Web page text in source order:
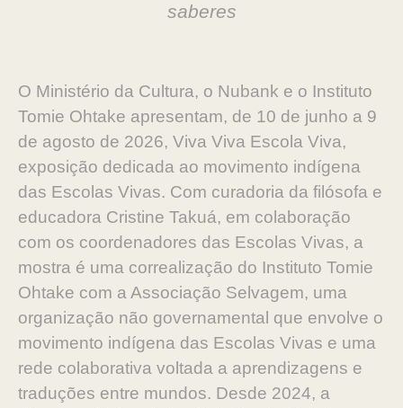
saberes
O Ministério da Cultura, o Nubank e o Instituto
Tomie Ohtake apresentam, de 10 de junho a 9
de agosto de 2026, Viva Viva Escola Viva,
exposição dedicada ao movimento indígena
das Escolas Vivas. Com curadoria da filósofa e
educadora Cristine Takuá, em colaboração
com os coordenadores das Escolas Vivas, a
mostra é uma correalização do Instituto Tomie
Ohtake com a Associação Selvagem, uma
organização não governamental que envolve o
movimento indígena das Escolas Vivas e uma
rede colaborativa voltada a aprendizagens e
traduções entre mundos. Desde 2024, a